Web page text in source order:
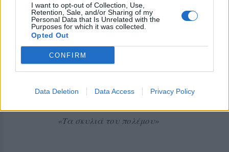
I want to opt-out of Collection, Use,
Retention, Sale, and/or Sharing of my
Personal Data that Is Unrelated with the
Purposes for which it was collected.
Opted Out
CONFIRM
Data Deletion Data Access Privacy Policy
καλύτερα μιούζικαλ που έχουν γυριστεί.
από την Βιβλιοθήκη του Αμερικάνικου
ιστορικά και αισθητικά σημαντική.
The Dogs of War
Διάρκεια 102΄
«Τα σκυλιά του πολέμου»